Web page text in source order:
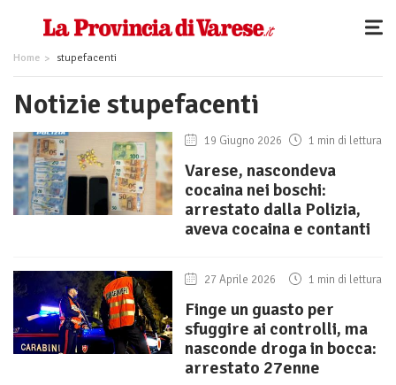
Home stupefacenti
Notizie stupefacenti
19 Giugno 2026 1 min di lettura
Varese, nascondeva
cocaina nei boschi:
arrestato dalla Polizia,
aveva cocaina e contanti
27 Aprile 2026 1 min di lettura
Finge un guasto per
sfuggire ai controlli, ma
nasconde droga in bocca:
arrestato 27enne